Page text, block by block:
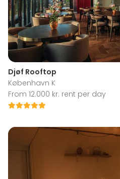
Djøf Rooftop
København K
From 12.000 kr. rent per day